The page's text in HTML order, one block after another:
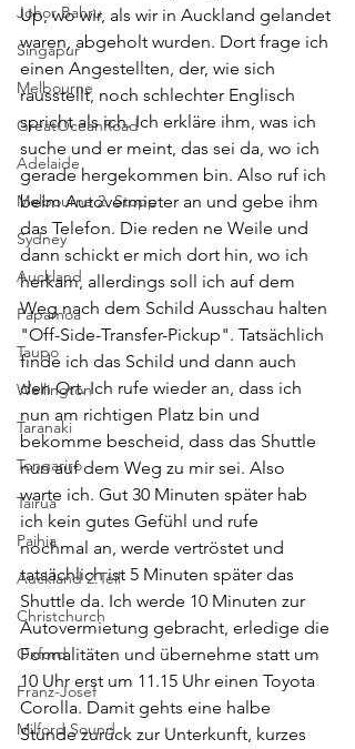
Johor Bahru
Singapur
Melbourne
GreatOceanRoad
Adelaide
Melbourne 2. Stopp
Sydney
Auckland
Papamoa
Taupo
Wellington
Taranaki
Tongariro
Tairua
Paihia
Auckland 2.Teil
Christchurch
Oxford
Franz-Josef
Milford Sound
Up, wo wir, als wir in Auckland gelandet
waren, abgeholt wurden. Dort frage ich
einen Angestellten, der, wie sich
rausstellt, noch schlechter Englisch
spricht als ich. Ich erkläre ihm, was ich
suche und er meint, das sei da, wo ich
gerade hergekommen bin. Also ruf ich
beim Autovermieter an und gebe ihm
das Telefon. Die reden ne Weile und
dann schickt er mich dort hin, wo ich
herkam, allerdings soll ich auf dem
Weg nach dem Schild Ausschau halten
"Off-Side-Transfer-Pickup". Tatsächlich
finde ich das Schild und dann auch
den Ort. Ich rufe wieder an, dass ich
nun am richtigen Platz bin und
bekomme bescheid, dass das Shuttle
nun auf dem Weg zu mir sei. Also
warte ich. Gut 30 Minuten später hab
ich kein gutes Gefühl und rufe
nochmal an, werde vertröstet und
tatsächlich ist 5 Minuten später das
Shuttle da. Ich werde 10 Minuten zur
Autovermietung gebracht, erledige die
Formalitäten und übernehme statt um
10 Uhr erst um 11.15 Uhr einen Toyota
Corolla. Damit gehts eine halbe
Stunde zurück zur Unterkunft, kurzes